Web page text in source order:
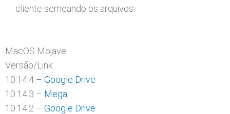
cliente semeando os arquivos.
MacOS Mojave
Versão/Link:
10.14.4 – Google Drive
10.14.3 – Mega
10.14.2 – Google Drive